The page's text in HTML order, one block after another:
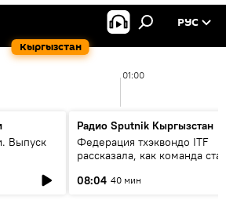
Кыргызстан
РУС
01:00
Выпуск
Радио Sputnik Кыргызстан
Федерация тхэквондо ITF
рассказала, как команда
08:04 40 мин